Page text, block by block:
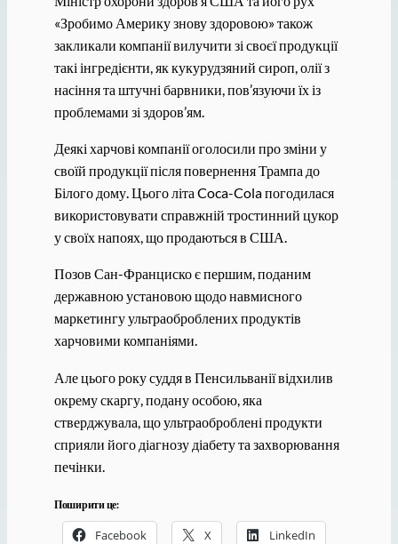
«Зробимо Америку знову здоровою» також
закликали компанії вилучити зі своєї продукції
такі інгредієнти, як кукурудзяний сироп, олії з
насіння та штучні барвники, пов’язуючи їх із
проблемами зі здоров’ям.
Деякі харчові компанії оголосили про зміни у
своїй продукції після повернення Трампа до
Білого дому. Цього літа Coca-Cola погодилася
використовувати справжній тростинний цукор
у своїх напоях, що продаються в США.
Позов Сан-Франциско є першим, поданим
державною установою щодо навмисного
маркетингу ультраоброблених продуктів
харчовими компаніями.
Але цього року суддя в Пенсильванії відхилив
окрему скаргу, подану особою, яка
стверджувала, що ультраоброблені продукти
сприяли його діагнозу діабету та захворювання
печінки.
Поширити це:
Facebook X LinkedIn